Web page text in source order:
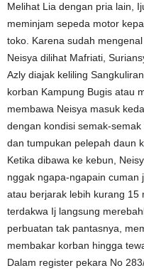
Melihat Lia dengan pria lain,
meminjam sepeda motor
toko. Karena sudah
Neisya dilihat Mafriati,
Azly diajak keliling
korban Kampung Bugis atau
membawa Neisya masuk
dengan kondisi semak-
dan tumpukan pelepah daun
Ketika dibawa ke kebun,
nggak ngapa-ngapain cuman
atau berjarak lebih kurang 15
terdakwa Ij langsung
perbuatan tak pantasnya,
membakar korban hingga
Dalam register pekara No